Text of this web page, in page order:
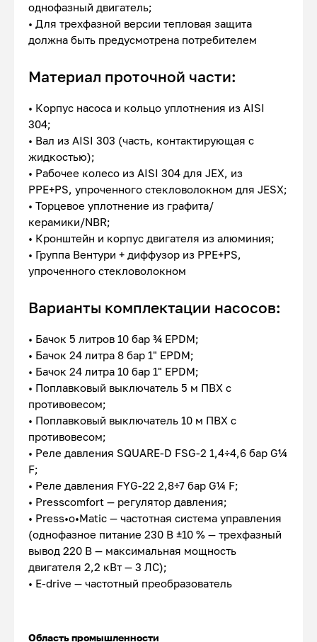
однофазный двигатель;
• Для трехфазной версии тепловая защита
должна быть предусмотрена потребителем
Материал проточной части:
• Корпус насоса и кольцо уплотнения из AISI
304;
• Вал из AISI 303 (часть, контактирующая с
жидкостью);
• Рабочее колесо из AISI 304 для JEХ, из
PPE+PS, упроченного стекловолокном для JESХ;
• Торцевое уплотнение из графита/
керамики/NBR;
• Кронштейн и корпус двигателя из алюминия;
• Группа Вентури + диффузор из PPE+PS,
упроченного стекловолокном
Варианты комплектации насосов:
• Бачок 5 литров 10 бар ¾ EPDM;
• Бачок 24 литра 8 бар 1" EPDM;
• Бачок 24 литра 10 бар 1" EPDM;
• Поплавковый выключатель 5 м ПВХ с
противовесом;
• Поплавковый выключатель 10 м ПВХ с
противовесом;
• Реле давления SQUARE-D FSG-2 1,4÷4,6 бар G¼
F;
• Реле давления FYG-22 2,8÷7 бар G¼ F;
• Presscomfort — регулятор давления;
• Press•o•Matic — частотная система управления
(однофазное питание 230 В ±10 % — трехфазный
вывод 220 В — максимальная мощность
двигателя 2,2 кВт — 3 ЛС);
• E-drive — частотный преобразователь
Область промышленности